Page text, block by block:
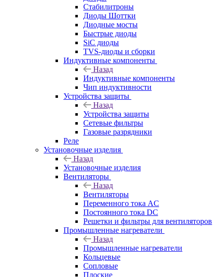
Стабилитроны
Диоды Шоттки
Диодные мосты
Быстрые диоды
SiC диоды
TVS-диоды и сборки
Индуктивные компоненты
Назад
Индуктивные компоненты
Чип индуктивности
Устройства защиты
Назад
Устройства защиты
Сетевые фильтры
Газовые разрядники
Реле
Установочные изделия
Назад
Установочные изделия
Вентиляторы
Назад
Вентиляторы
Переменного тока AC
Постоянного тока DC
Решетки и фильтры для вентиляторов
Промышленные нагреватели
Назад
Промышленные нагреватели
Кольцевые
Сопловые
Плоские